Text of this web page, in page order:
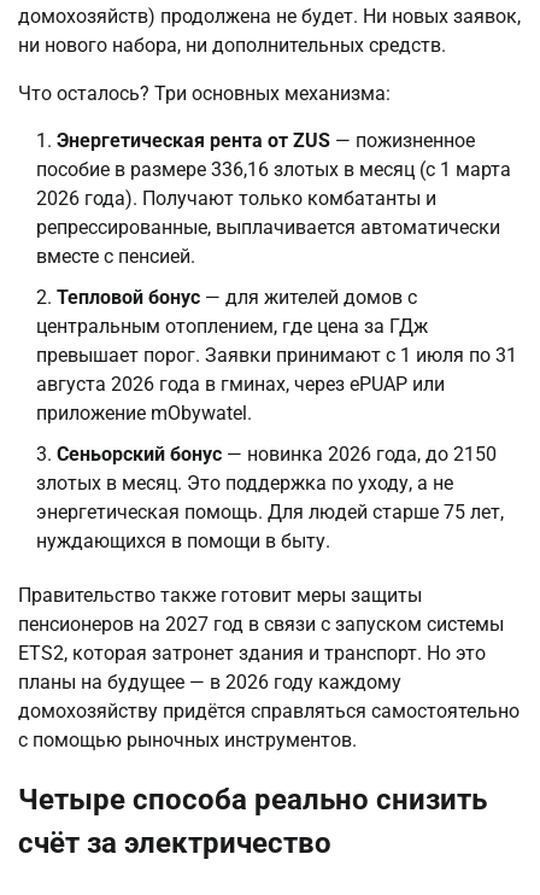
домохозяйств) продолжена не будет. Ни новых заявок,
ни нового набора, ни дополнительных средств.
Что осталось? Три основных механизма:
Энергетическая рента от ZUS — пожизненное
пособие в размере 336,16 злотых в месяц (с 1 марта
2026 года). Получают только комбатанты и
репрессированные, выплачивается автоматически
вместе с пенсией.
Тепловой бонус — для жителей домов с
центральным отоплением, где цена за ГДж
превышает порог. Заявки принимают с 1 июля по 31
августа 2026 года в гминах, через ePUAP или
приложение mObywatel.
Сеньорский бонус — новинка 2026 года, до 2150
злотых в месяц. Это поддержка по уходу, а не
энергетическая помощь. Для людей старше 75 лет,
нуждающихся в помощи в быту.
Правительство также готовит меры защиты
пенсионеров на 2027 год в связи с запуском системы
ETS2, которая затронет здания и транспорт. Но это
планы на будущее — в 2026 году каждому
домохозяйству придётся справляться самостоятельно
с помощью рыночных инструментов.
Четыре способа реально снизить
счёт за электричество